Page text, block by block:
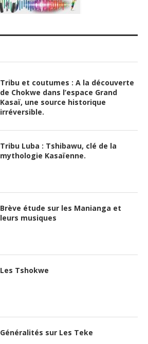
Tribu et coutumes : A la découverte
de Chokwe dans l’espace Grand
Kasaï, une source historique
irréversible.
Tribu Luba : Tshibawu, clé de la
mythologie Kasaïenne.
Brève étude sur les Manianga et
leurs musiques
Les Tshokwe
Généralités sur Les Teke